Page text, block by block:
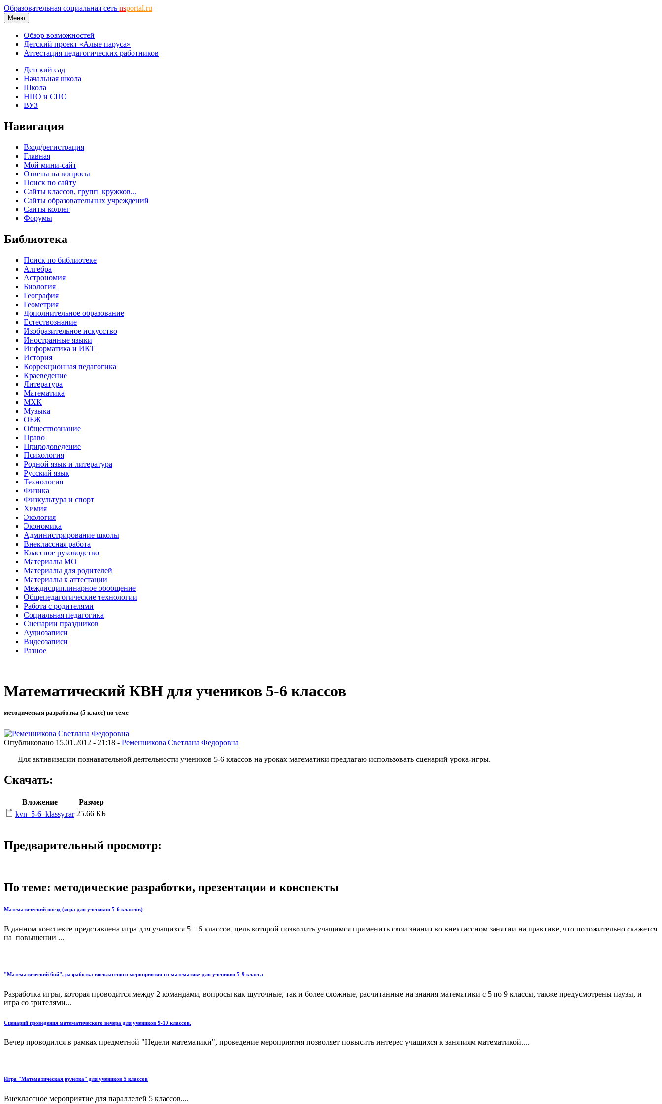
Образовательная социальная сеть nsportal.ru
Меню
Обзор возможностей
Детский проект «Алые паруса»
Аттестация педагогических работников
Детский сад
Начальная школа
Школа
НПО и СПО
ВУЗ
Навигация
Вход/регистрация
Главная
Мой мини-сайт
Ответы на вопросы
Поиск по сайту
Сайты классов, групп, кружков...
Сайты образовательных учреждений
Сайты коллег
Форумы
Библиотека
Поиск по библиотеке
Алгебра
Астрономия
Биология
География
Геометрия
Дополнительное образование
Естествознание
Изобразительное искусство
Иностранные языки
Информатика и ИКТ
История
Коррекционная педагогика
Краеведение
Литература
Математика
МХК
Музыка
ОБЖ
Обществознание
Право
Природоведение
Психология
Родной язык и литература
Русский язык
Технология
Физика
Физкультура и спорт
Химия
Экология
Экономика
Администрирование школы
Внеклассная работа
Классное руководство
Материалы МО
Материалы для родителей
Материалы к аттестации
Междисциплинарное обобщение
Общепедагогические технологии
Работа с родителями
Социальная педагогика
Сценарии праздников
Аудиозаписи
Видеозаписи
Разное
Математический КВН для учеников 5-6 классов
методическая разработка (5 класс) по теме
Опубликовано 15.01.2012 - 21:18 - Ременникова Светлана Федоровна
Для активизации познавательной деятельности учеников 5-6 классов на уроках математики предлагаю использовать сценарий урока-игры.
Скачать:
Вложение
Размер
kvn_5-6_klassy.rar 25.66 КБ
Предварительный просмотр:
По теме: методические разработки, презентации и конспекты
Математический поезд (игра для учеников 5-6 классов)
В данном конспекте представлена игра для учащихся 5 – 6 классов, цель которой позволить учащимся применить свои знания во внеклассном занятии на практике, что положительно скажется
на повышении ...
"Математический бой", разработка внеклассного мероприятия по математике для учеников 5-9 класса
Разработка игры, которая проводится между 2 командами, вопросы как шуточные, так и более сложные, расчитанные на знания математики с 5 по 9 классы, также предусмотрены паузы, и
игра со зрителями...
Сценарий проведения математического вечера для учеников 9-10 классов.
Вечер проводился в рамках предметной "Недели математики", проведение мероприятия позволяет повысить интерес учащихся к занятиям математикой....
Игра "Математическая рулетка" для учеников 5 классов
Внеклассное мероприятие для параллелей 5 классов....